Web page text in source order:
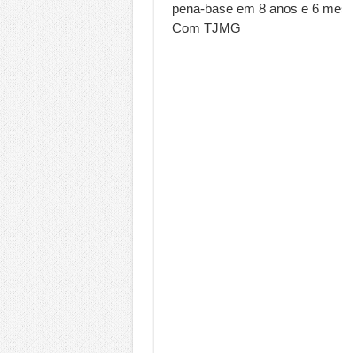
pena-base em 8 anos e 6
Com TJMG